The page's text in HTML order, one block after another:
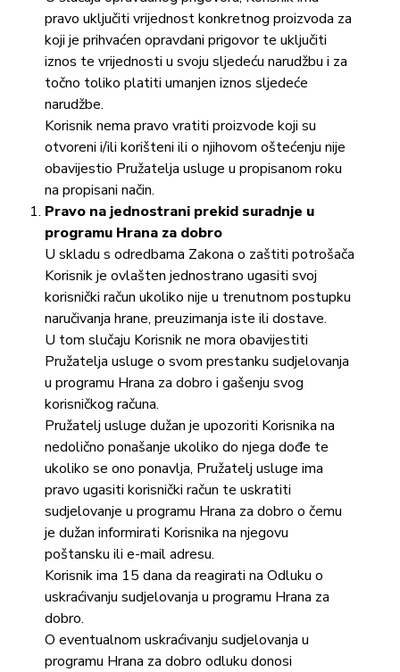
pravo uključiti vrijednost konkretnog proizvoda za
koji je prihvaćen opravdani prigovor te uključiti
iznos te vrijednosti u svoju sljedeću narudžbu i za
točno toliko platiti umanjen iznos sljedeće
narudžbe.
Korisnik nema pravo vratiti proizvode koji su
otvoreni i/ili korišteni ili o njihovom oštećenju nije
obavijestio Pružatelja usluge u propisanom roku
na propisani način.
Pravo na jednostrani prekid suradnje u
programu Hrana za dobro
U skladu s odredbama Zakona o zaštiti potrošača
Korisnik je ovlašten jednostrano ugasiti svoj
korisnički račun ukoliko nije u trenutnom postupku
naručivanja hrane, preuzimanja iste ili dostave.
U tom slučaju Korisnik ne mora obavijestiti
Pružatelja usluge o svom prestanku sudjelovanja
u programu Hrana za dobro i gašenju svog
korisničkog računa.
Pružatelj usluge dužan je upozoriti Korisnika na
nedolično ponašanje ukoliko do njega dođe te
ukoliko se ono ponavlja, Pružatelj usluge ima
pravo ugasiti korisnički račun te uskratiti
sudjelovanje u programu Hrana za dobro o čemu
je dužan informirati Korisnika na njegovu
poštansku ili e-mail adresu.
Korisnik ima 15 dana da reagirati na Odluku o
uskraćivanju sudjelovanja u programu Hrana za
dobro.
O eventualnom uskraćivanju sudjelovanja u
programu Hrana za dobro odluku donosi